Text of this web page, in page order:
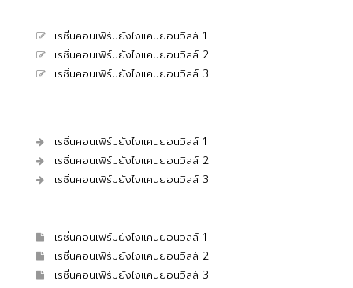
เรซิ่นคอนเฟิร์มยังไงแคนยอนวิลล์ 1
เรซิ่นคอนเฟิร์มยังไงแคนยอนวิลล์ 2
เรซิ่นคอนเฟิร์มยังไงแคนยอนวิลล์ 3
เรซิ่นคอนเฟิร์มยังไงแคนยอนวิลล์ 1
เรซิ่นคอนเฟิร์มยังไงแคนยอนวิลล์ 2
เรซิ่นคอนเฟิร์มยังไงแคนยอนวิลล์ 3
เรซิ่นคอนเฟิร์มยังไงแคนยอนวิลล์ 1
เรซิ่นคอนเฟิร์มยังไงแคนยอนวิลล์ 2
เรซิ่นคอนเฟิร์มยังไงแคนยอนวิลล์ 3